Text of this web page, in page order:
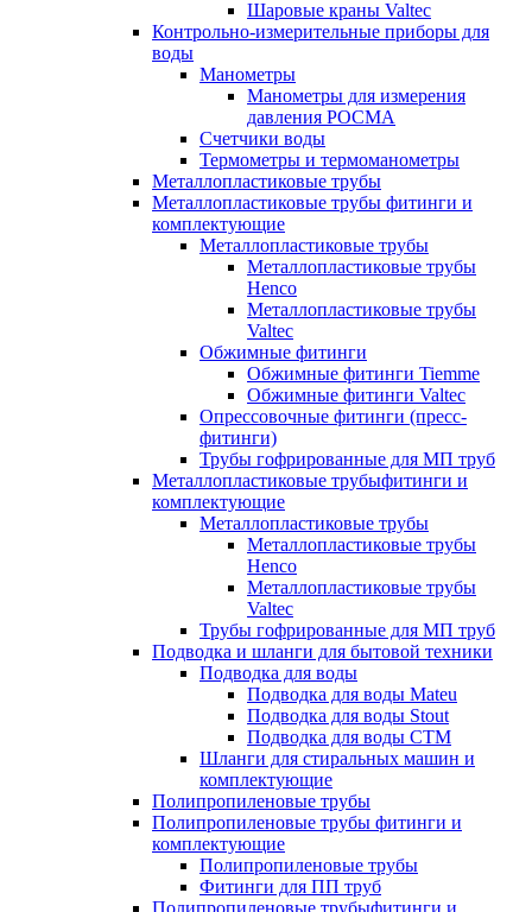
Шаровые краны Valtec
Контрольно-измерительные приборы для
воды
Манометры
Манометры для измерения
давления РОСМА
Счетчики воды
Термометры и термоманометры
Металлопластиковые трубы
Металлопластиковые трубы фитинги и
комплектующие
Металлопластиковые трубы
Металлопластиковые трубы
Henco
Металлопластиковые трубы
Valtec
Обжимные фитинги
Обжимные фитинги Tiemme
Обжимные фитинги Valtec
Опрессовочные фитинги (пресс-
фитинги)
Трубы гофрированные для МП труб
Металлопластиковые трубыфитинги и
комплектующие
Металлопластиковые трубы
Металлопластиковые трубы
Henco
Металлопластиковые трубы
Valtec
Трубы гофрированные для МП труб
Подводка и шланги для бытовой техники
Подводка для воды
Подводка для воды Mateu
Подводка для воды Stout
Подводка для воды СТМ
Шланги для стиральных машин и
комплектующие
Полипропиленовые трубы
Полипропиленовые трубы фитинги и
комплектующие
Полипропиленовые трубы
Фитинги для ПП труб